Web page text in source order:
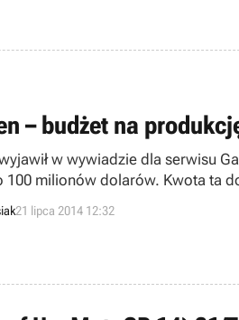
– budżet na
w wywiadzie dla serwisu
100 milionów dolarów. Kwota ta
zostanie na marketing
21 lipca 2014 12:32